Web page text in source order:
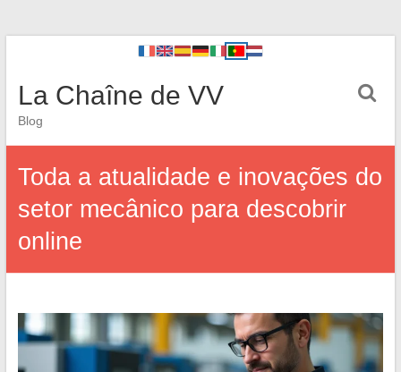
La Chaîne de VV
Blog
Toda a atualidade e inovações do
setor mecânico para descobrir
online